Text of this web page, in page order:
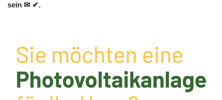
sein ✉ ✔.